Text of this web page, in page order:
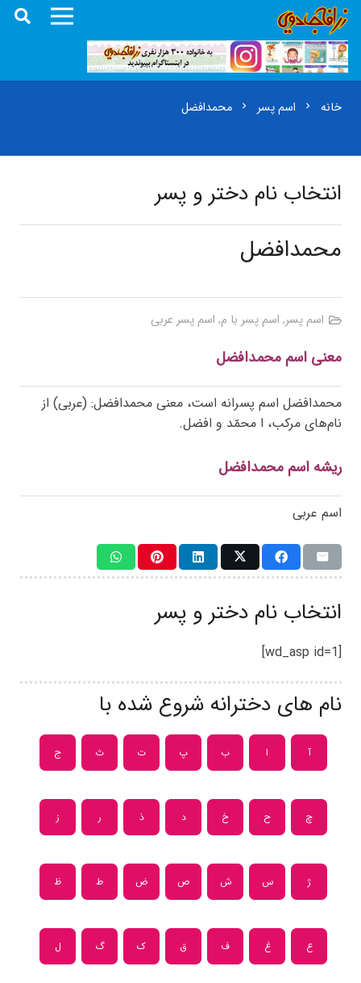
خانه chevron_right اسم پسر chevron_right محمدافضل
انتخاب نام دختر و پسر
محمدافضل
اسم پسر, اسم پسر با م, اسم پسر عربی
معنی اسم محمدافضل
محمدافضل اسم پسرانه است، معنی محمدافضل: (عربی) از
نام‌های مرکب، ا محمّد و افضل.
ریشه اسم محمدافضل
اسم عربی
انتخاب نام دختر و پسر
[wd_asp id=1]
نام های دخترانه شروع شده با
آ ا ب پ ت ث ج
چ ح خ د ذ ر ز
ژ س ش ص ض ط ظ
ع غ ف ق ک گ ل